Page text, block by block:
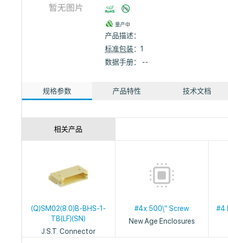
量产中
产品描述：
标准包装：1
数据手册： --
规格参数 产品特性 技术文档
相关产品
(Q)SM02(8.0)B-BHS-1-
TB(LF)(SN)
J.S.T. Connector
#4x.500\" Screw
New Age Enclosures
#4